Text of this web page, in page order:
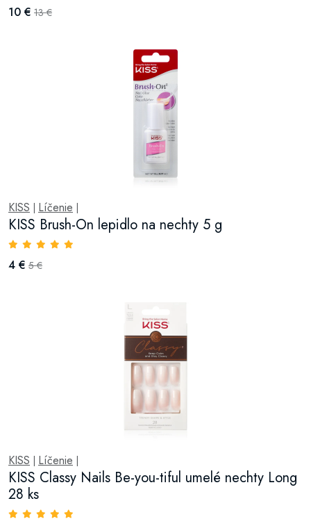
10 € 13 €
KISS Líčenie
KISS Brush-On lepidlo na nechty 5 g
4 € 5 €
KISS Líčenie
KISS Classy Nails Be-you-tiful umelé nechty Long
28 ks